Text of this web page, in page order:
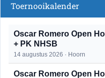
Toernooikalender
Oscar Romero Open
+ PK NHSB
14 augustus 2026 · Hoorn
Oscar Romero Open